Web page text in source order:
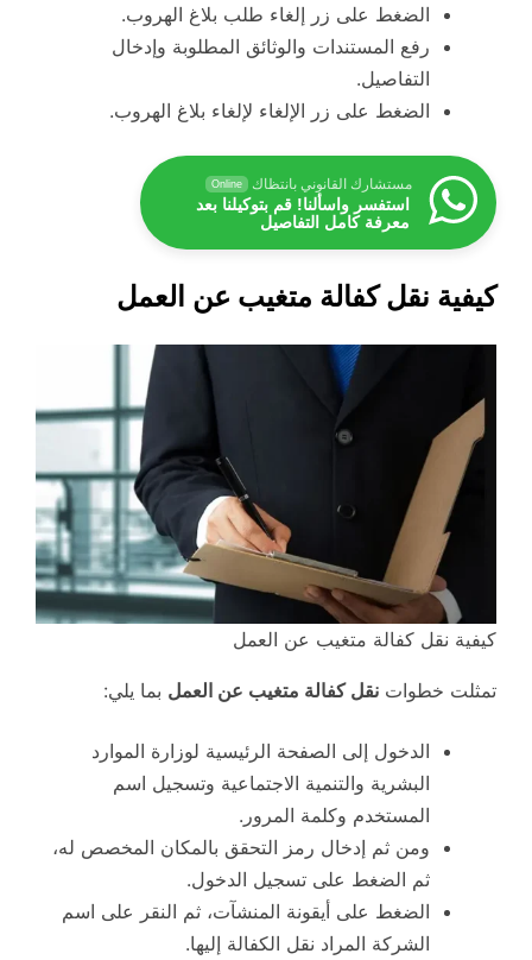
الضغط على زر إلغاء طلب بلاغ الهروب.
رفع المستندات والوثائق المطلوبة وإدخال
التفاصيل.
الضغط على زر الإلغاء لإلغاء بلاغ الهروب.
مستشارك القانوني بانتظاك Online
استفسر واسألنا! قم بتوكيلنا بعد
معرفة كامل التفاصيل
كيفية نقل كفالة متغيب عن العمل
كيفية نقل كفالة متغيب عن العمل
تمثلت خطوات نقل كفالة متغيب عن العمل بما يلي:
الدخول إلى الصفحة الرئيسية لوزارة الموارد
البشرية والتنمية الاجتماعية وتسجيل اسم
المستخدم وكلمة المرور.
ومن ثم إدخال رمز التحقق بالمكان المخصص له،
ثم الضغط على تسجيل الدخول.
الضغط على أيقونة المنشآت، ثم النقر على اسم
الشركة المراد نقل الكفالة إليها.